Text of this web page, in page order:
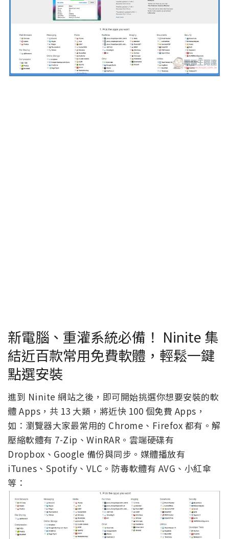
新電腦、重灌系統必備！ Ninite 集
結近百款常用免費軟體，輕鬆一鍵
點選安裝
進到 Ninite 網站之後，即可開始挑選你想要安裝的軟
體 Apps，共 13 大類，將近快 100 個免費 Apps，
如：瀏覽器大家最常用的 Chrome、Firefox 都有。解
壓縮軟體有 7-Zip、WinRAR。雲端硬碟有
Dropbox、Google 備份與同步。媒體播放有
iTunes、Spotify、VLC。防毒軟體有 AVG、小紅傘
等：